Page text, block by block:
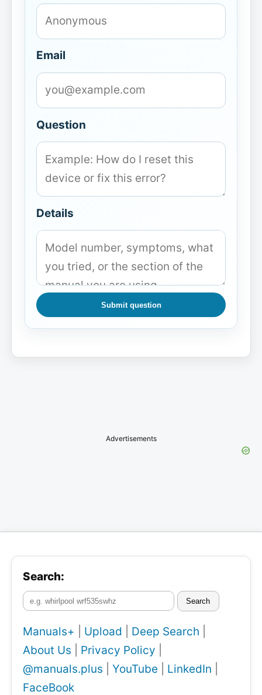
Email
Question
Details
Submit question
Advertisements
Search:
Search
Manuals+ Upload Deep Search
About Us
Privacy Policy
@manuals.plus
YouTube LinkedIn
FaceBook